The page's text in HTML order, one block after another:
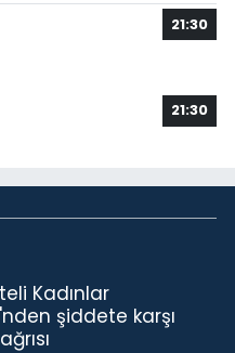
21:30
21:30
Kadınlar
şiddete karşı